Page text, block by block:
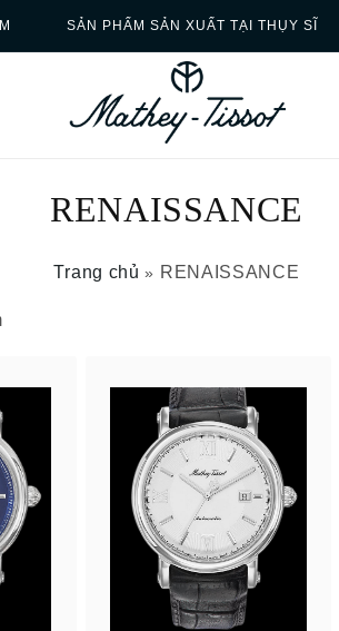
SẢN PHẨM SẢN XUẤT TẠI THỤY SĨ
RENAISSANCE
Trang chủ » RENAISSANCE